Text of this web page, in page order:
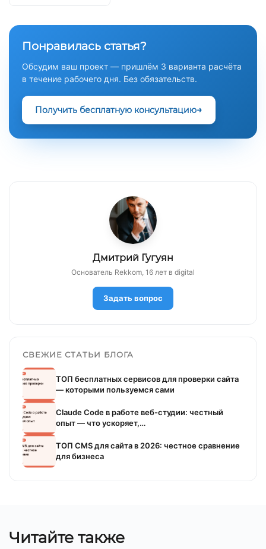
Понравилась статья?
Обсудим ваш проект — пришлём 3 варианта расчёта
в течение рабочего дня. Без обязательств.
Получить бесплатную консультацию
Дмитрий Гугуян
Основатель Rekkom, 16 лет в digital
Задать вопрос
СВЕЖИЕ СТАТЬИ БЛОГА
ТОП бесплатных сервисов для проверки сайта
— которыми пользуемся сами
Claude Code в работе веб-студии: честный
опыт — что ускоряет,…
ТОП CMS для сайта в 2026: честное сравнение
для бизнеса
Читайте также